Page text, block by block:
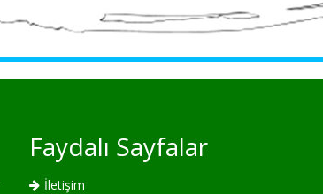
Faydalı Sayfalar
İletişim